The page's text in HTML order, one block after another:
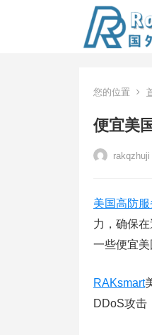
您的位置
便宜美
rakqzhuji
美国高防服
力，确保
一些便宜美
RAKsmart
DDoS攻击